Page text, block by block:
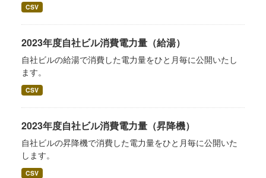
CSV
2023年度自社ビル消費電力量（給湯）
自社ビルの給湯で消費した電力量をひと月毎に公開いたし
ます。
CSV
2023年度自社ビル消費電力量（昇降機）
自社ビルの昇降機で消費した電力量をひと月毎に公開いた
します。
CSV